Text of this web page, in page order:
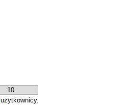
10
użytkownicy.